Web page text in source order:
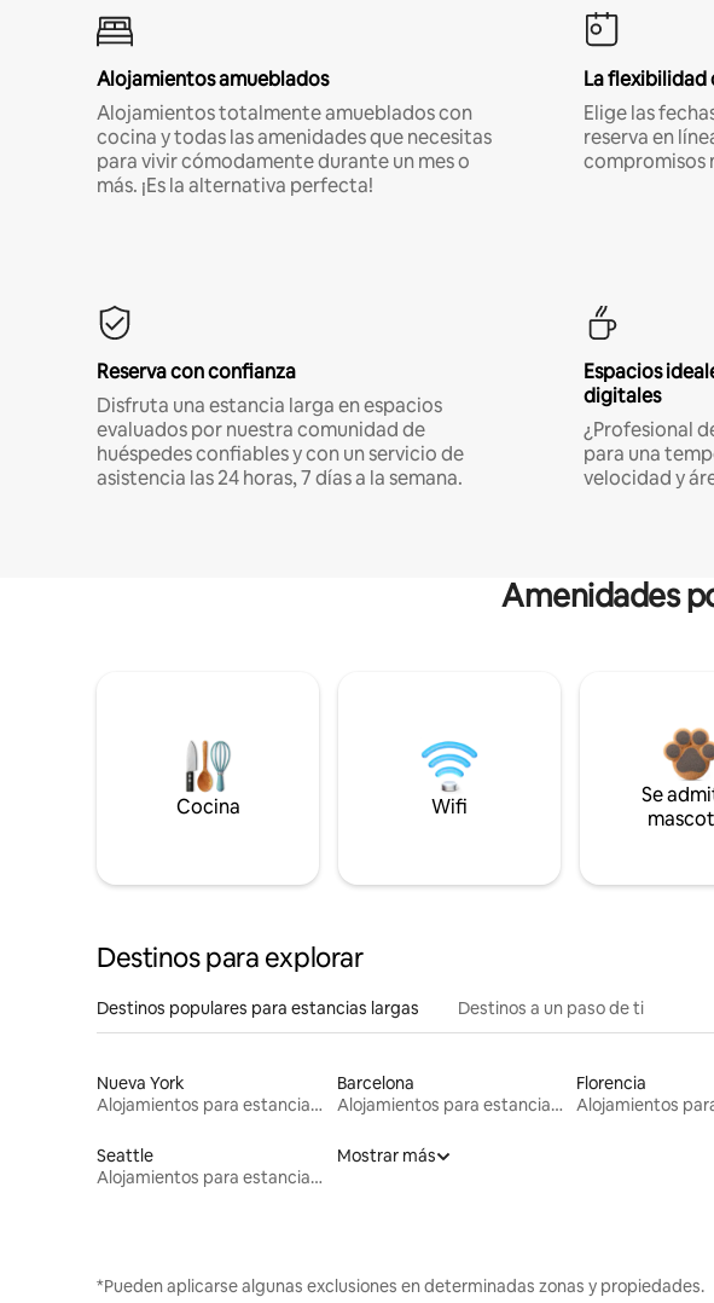
Alojamientos amueblados
Alojamientos totalmente amueblados con
cocina y todas las amenidades que necesitas
para vivir cómodamente durante un mes o
más. ¡Es la alternativa perfecta!
La flexibilidad
Elige las
reserva en
compromisos
Reserva con confianza
Disfruta una estancia larga en espacios
evaluados por nuestra comunidad de
huéspedes confiables y con un servicio de
asistencia las 24 horas, 7 días a la semana.
Espacios
digitales
¿Profesional
para una
velocidad y
Amenidades
Cocina Wifi
Se
Destinos para explorar
Destinos populares para estancias largas Destinos a un paso de ti
Nueva York
Alojamientos para estancias largas
Barcelona
Alojamientos para estancias largas
Florencia
Seattle
Alojamientos para estancias largas
Mostrar más
*Pueden aplicarse algunas exclusiones en determinadas zonas y propiedades.